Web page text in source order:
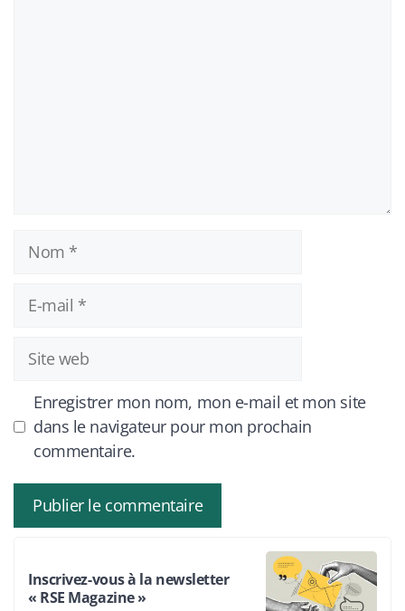
Nom
mail
Site
web
Enregistrer mon nom, mon e-mail et mon site
dans le navigateur pour mon prochain
commentaire.
Inscrivez-vous à la newsletter
« RSE Magazine »